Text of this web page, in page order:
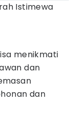
Istimewa
menikmati
dan
dan